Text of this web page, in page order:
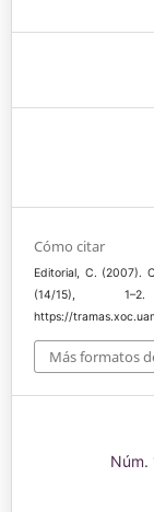
Cómo citar
Editorial, C. (2007).
(14/15),
https://
Más formatos
Núm.